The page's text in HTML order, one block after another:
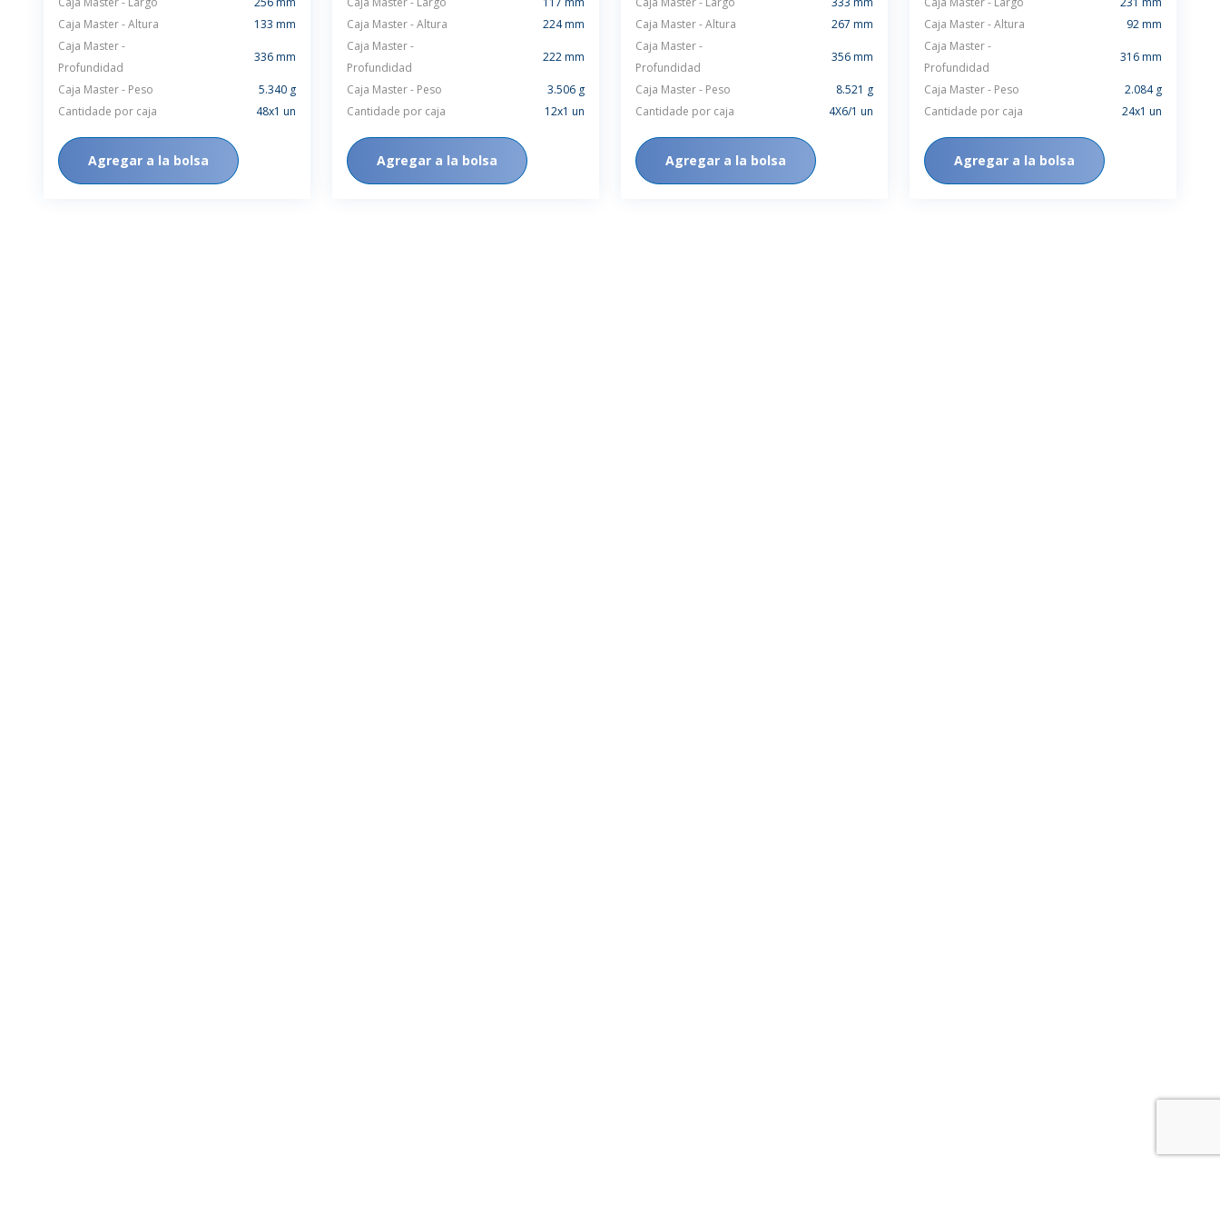
Caja Master - Altura
133 mm
Caja Master -
Profundidad
336 mm
Caja Master - Peso
5.340 g
Cantidade por caja
48x1 un
Agregar a la bolsa
Caja Master - Altura
224 mm
Caja Master -
Profundidad
222 mm
Caja Master - Peso
3.506 g
Cantidade por caja
12x1 un
Agregar a la bolsa
Caja Master - Altura
267 mm
Caja Master -
Profundidad
356 mm
Caja Master - Peso
8.521 g
Cantidade por caja
4X6/1 un
Agregar a la bolsa
Caja Master - Altura
92 mm
Caja Master -
Profundidad
316 mm
Caja Master - Peso
2.084 g
Cantidade por caja
24x1 un
Agregar a la bolsa